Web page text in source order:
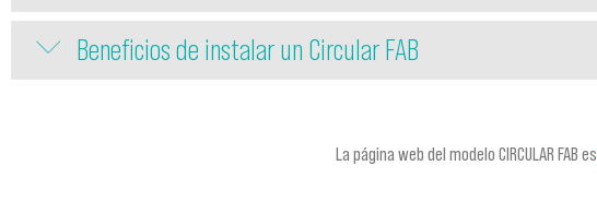
Beneficios de instalar un Circular FAB
La página web del modelo CIRCULAR FAB es